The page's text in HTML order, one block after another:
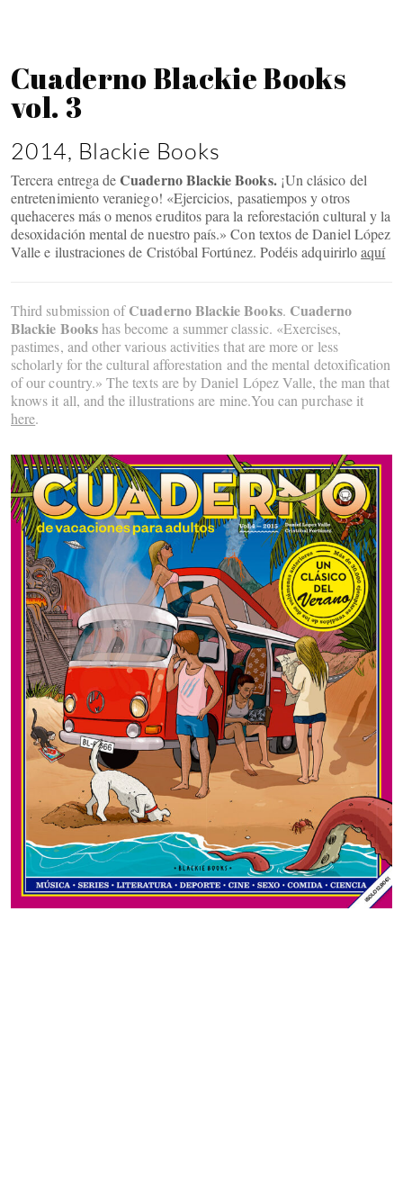
Cuaderno Blackie Books
vol. 3
2014, Blackie Books
Tercera entrega deCuaderno Blackie Books.¡Un clásico del
entretenimiento veraniego! «Ejercicios, pasatiempos y otros
quehaceres más o menos eruditos para la reforestación cultural y la
desoxidación mental de nuestro país.» Con textos de Daniel López
Valle e ilustraciones de Cristóbal Fortúnez. Podéis adquirirloaquí
Third submission ofCuaderno Blackie Books. Cuaderno
Blackie Bookshas become a summer classic. «Exercises,
pastimes, and other various activities that are more or less
scholarly for the cultural afforestation and the mental detoxification
of our country.» The texts are by Daniel López Valle, the man that
knows it all, and the illustrations are mine.You can purchase it
here.